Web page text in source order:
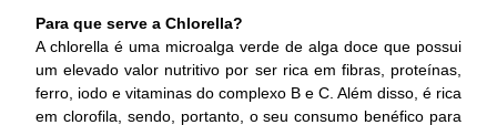
Para que serve a Chlorella?
A chlorella é uma microalga verde de alga doce que possui
um elevado valor nutritivo por ser rica em fibras, proteínas,
ferro, iodo e vitaminas do complexo B e C. Além disso, é rica
em clorofila, sendo, portanto, o seu consumo benéfico para